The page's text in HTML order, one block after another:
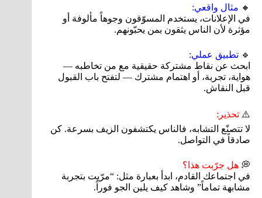
🔸 مثال واقعي:
في الإعلانات، يستخدم المسوّقون وجوهاً مألوفة أو
مؤثرة لأن الناس يثقون بمن يحبّونهم.
🔹 تطبيق عملي:
ابحث عن نقاط مشتركة حقيقية مع من تخاطبه —
هواية، تجربة، أو اهتمام مشترك — لتفتح باب القبول
قبل النقاش.
⚠️ تحذير:
لا تتصنّع التشابه، فالناس يكتشفون الزيف بسرعة. كن
صادقاً في التواصل.
💭 هل جرّبت هذا؟
في اجتماعك القادم، ابدأ بعبارة مثل: “مرّيت بتجربة
مشابهة تماماً” وشاهد كيف يلين الجو فوراً.